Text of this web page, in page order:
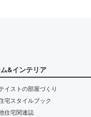
&インテリア
イストの部屋づくり
宅スタイルブック
住宅関連誌